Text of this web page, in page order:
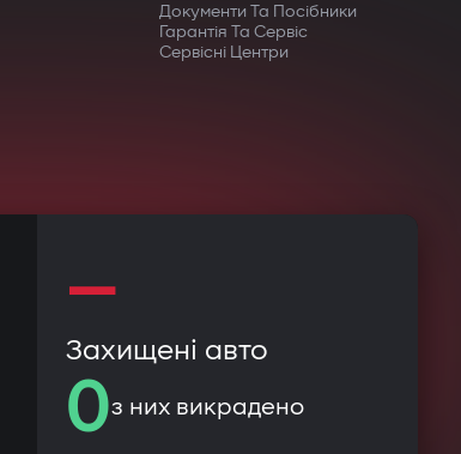
Документи Та Посібники
Гарантія Та Сервіс
Сервісні Центри
—
Захищені авто
0з них викрадено